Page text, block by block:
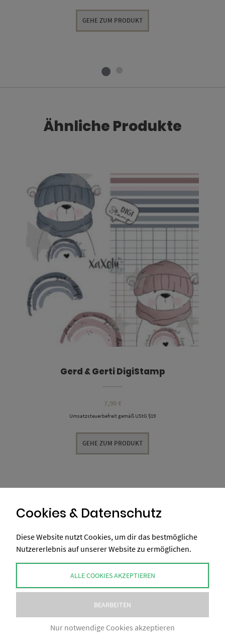
GEHE ZUM PRODUKT
Ähnliche Produkte
Gerd & Gerti DigiStamp
7,90 €
Umsatzsteuerbefreit gemäß UStG §19
GEHE ZUM PRODUKT
Cookies & Datenschutz
Diese Website nutzt Cookies, um dir das bestmögliche
Nutzererlebnis auf unserer Website zu ermöglichen.
ALLE COOKIES AKZEPTIEREN
BEARBEITEN
Nur notwendige Cookies akzeptieren